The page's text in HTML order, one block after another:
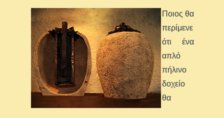
Ποιος θα
περίμενε
ότι ένα
απλό
πήλινο
δοχείο
θα